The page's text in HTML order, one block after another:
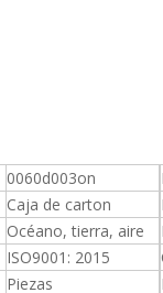
0060d003on
Caja de carton
Océano, tierra, aire
ISO9001: 2015
Piezas